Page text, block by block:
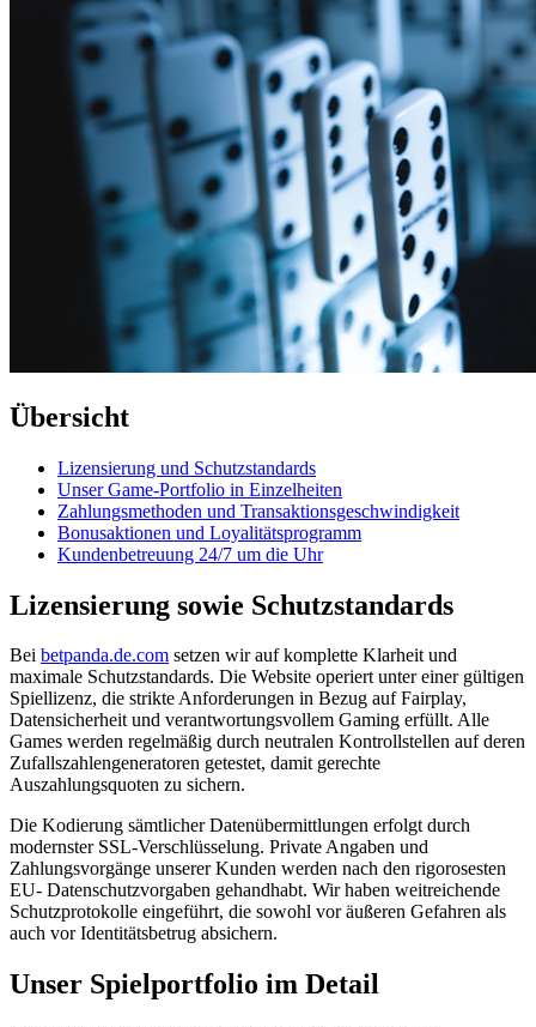
Übersicht
Lizensierung und Schutzstandards
Unser Game-Portfolio in Einzelheiten
Zahlungsmethoden und Transaktionsgeschwindigkeit
Bonusaktionen und Loyalitätsprogramm
Kundenbetreuung 24/7 um die Uhr
Lizensierung sowie Schutzstandards
Bei betpanda.de.com setzen wir auf komplette Klarheit und
maximale Schutzstandards. Die Website operiert unter einer gültigen
Spiellizenz, die strikte Anforderungen in Bezug auf Fairplay,
Datensicherheit und verantwortungsvollem Gaming erfüllt. Alle
Games werden regelmäßig durch neutralen Kontrollstellen auf deren
Zufallszahlengeneratoren getestet, damit gerechte
Auszahlungsquoten zu sichern.
Die Kodierung sämtlicher Datenübermittlungen erfolgt durch
modernster SSL-Verschlüsselung. Private Angaben und
Zahlungsvorgänge unserer Kunden werden nach den rigorosesten
EU- Datenschutzvorgaben gehandhabt. Wir haben weitreichende
Schutzprotokolle eingeführt, die sowohl vor äußeren Gefahren als
auch vor Identitätsbetrug absichern.
Unser Spielportfolio im Detail